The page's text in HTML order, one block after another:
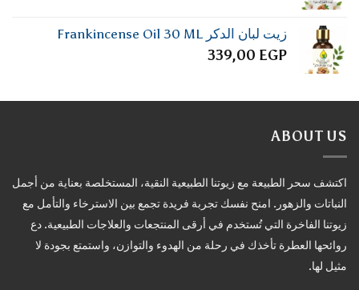
زيت لبان الدكر Frankincense Oil 30 ML
339,00 EGP
ABOUT US
اكتشف سحر الطبيعة مع زيوتنا الطبيعية النقية، المستخلصة بعناية من أجمل
النباتات والزهور. امنح نفسك تجربة فريدة تجمع بين الاسترخاء والتأمل مع
زيوتنا الفاخرة التي تُستخدم في أرقى المنتجعات والعلاجات الطبيعية. دع
روائحها العطرة تأخذك في رحلة من الهدوء والتوازن، واستمتع بجودة لا
مثيل لها.